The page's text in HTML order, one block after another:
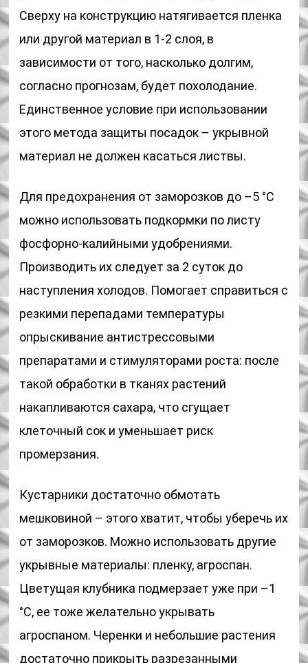
Сверху на конструкцию натягивается пленка
или другой материал в 1-2 слоя, в
зависимости от того, насколько долгим,
согласно прогнозам, будет похолодание.
Единственное условие при использовании
этого метода защиты посадок – укрывной
материал не должен касаться листвы.
Для предохранения от заморозков до –5 °С
можно использовать подкормки по листу
фосфорно-калийными удобрениями.
Производить их следует за 2 суток до
наступления холодов. Помогает справиться с
резкими перепадами температуры
опрыскивание антистрессовыми
препаратами и стимуляторами роста: после
такой обработки в тканях растений
накапливаются сахара, что сгущает
клеточный сок и уменьшает риск
промерзания.
Кустарники достаточно обмотать
мешковиной – этого хватит, чтобы уберечь их
от заморозков. Можно использовать другие
укрывные материалы: пленку, агроспан.
Цветущая клубника подмерзает уже при –1
°С, ее тоже желательно укрывать
агроспаном. Черенки и небольшие растения
достаточно прикрыть разрезанными